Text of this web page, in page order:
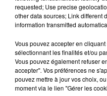
requested; Use precise
other data sources; Link different
information transmitted
Vous pouvez accepter en
sélectionnant les finalités et/ou
Vous pouvez également refuser
accepter". Vos préférences ne
pouvez mettre à jour vos choix,
moment via le lien "Gérer les